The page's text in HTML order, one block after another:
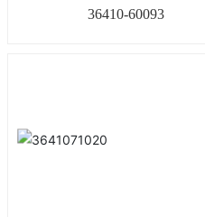
36410-60093